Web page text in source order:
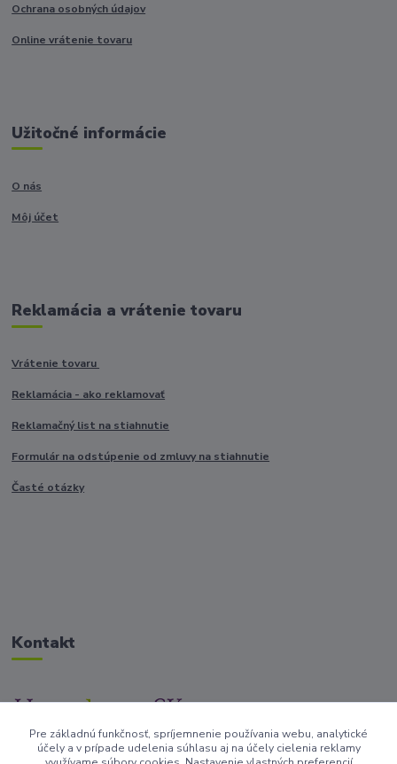
Ochrana osobných údajov
Online vrátenie tovaru
Užitočné informácie
O nás
Môj účet
Reklamácia a vrátenie tovaru
Vrátenie tovaru
Reklamácia - ako reklamovať
Reklamačný list na stiahnutie
Formulár na odstúpenie od zmluvy na stiahnutie
Časté otázky
Kontakt
+421917682234
/Po-Pi 9-17 hod/
Pre základnú funkčnosť, spríjemnenie používania webu, analytické
účely a v prípade udelenia súhlasu aj na účely cielenia reklamy